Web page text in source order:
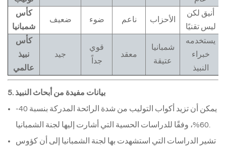
كأس
شمبانيا
ضعيف ضوء ناعم الأحزاب
أنيق لكن
ليس تقنيًا
كأس
نبيذ
عالمي
جيد
قوي
جداً
معقد
شمبانيا
عتيقة
يستخدمه
خبراء
النبيذ
5. بيانات مفيدة من أبحاث النبيذ
يمكن أن تزيد أكواب التوليب من شدة الرائحة المدركة بنسبة 40-
تشير الدراسات التي استشهدت بها لجنة الشمبانيا إلى أن كؤوس